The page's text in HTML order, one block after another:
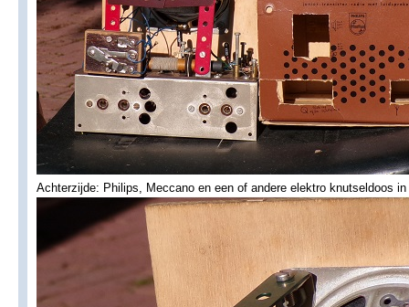
Achterzijde: Philips, Meccano en een of andere elektro knutseldoos